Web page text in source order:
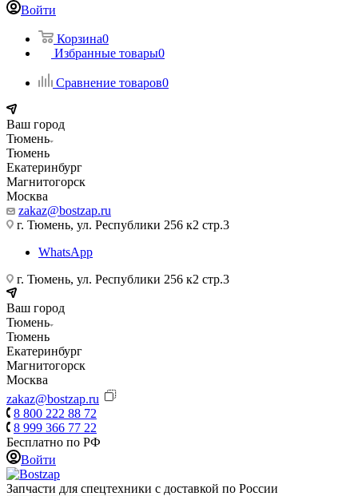
Войти
Корзина0
Избранные товары0
Сравнение товаров0
Ваш город
Тюмень
Тюмень
Екатеринбург
Магнитогорск
Москва
zakaz@bostzap.ru
г. Тюмень, ул. Республики 256 к2 стр.3
WhatsApp
г. Тюмень, ул. Республики 256 к2 стр.3
Ваш город
Тюмень
Тюмень
Екатеринбург
Магнитогорск
Москва
zakaz@bostzap.ru
8 800 222 88 72
8 999 366 77 22
Бесплатно по РФ
Войти
Запчасти для спецтехники с доставкой по России